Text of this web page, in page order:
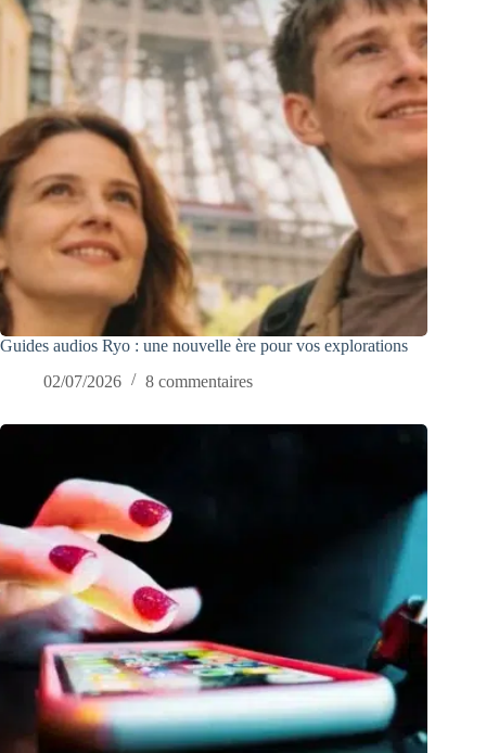
Guides audios Ryo : une nouvelle ère pour vos explorations
02/07/2026
8 commentaires